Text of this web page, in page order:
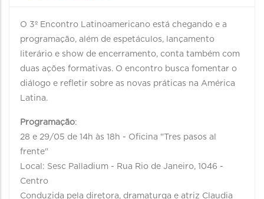
O 3º Encontro Latinoamericano está chegando e a
programação, além de espetáculos, lançamento
literário e show de encerramento, conta também com
duas ações formativas. O encontro busca fomentar o
diálogo e refletir sobre as novas práticas na América
Latina.
Programação:
28 e 29/05 de 14h às 18h - Oficina "Tres pasos al
frente"
Local: Sesc Palladium - Rua Rio de Janeiro, 1046 -
Centro
Conduzida pela diretora, dramaturga e atriz Claudia